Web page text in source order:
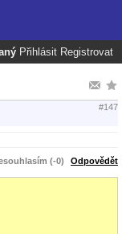
Přihlásit Registrovat
#147
(-0) Odpovědět